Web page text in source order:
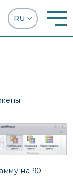
на 90